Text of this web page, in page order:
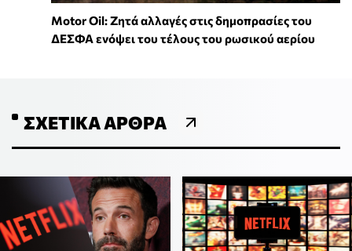
Motor Oil: Ζητά αλλαγές στις δημοπρασίες του
ΔΕΣΦΑ ενόψει του τέλους του ρωσικού αερίου
ΣΧΕΤΙΚΆ ΆΡΘΡΑ